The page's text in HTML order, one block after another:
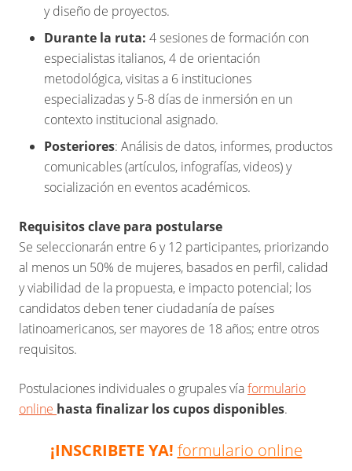
y diseño de proyectos.
Durante la ruta: 4 sesiones de formación con
especialistas italianos, 4 de orientación
metodológica, visitas a 6 instituciones
especializadas y 5-8 días de inmersión en un
contexto institucional asignado.
Posteriores: Análisis de datos, informes, productos
comunicables (artículos, infografías, videos) y
socialización en eventos académicos.
Requisitos clave para postularse
Se seleccionarán entre 6 y 12 participantes, priorizando
al menos un 50% de mujeres, basados en perfil, calidad
y viabilidad de la propuesta, e impacto potencial; los
candidatos deben tener ciudadanía de países
latinoamericanos, ser mayores de 18 años; entre otros
requisitos.
Postulaciones individuales o grupales víaformulario
online hasta finalizar los cupos disponibles.
¡INSCRIBETE YA! formulario online